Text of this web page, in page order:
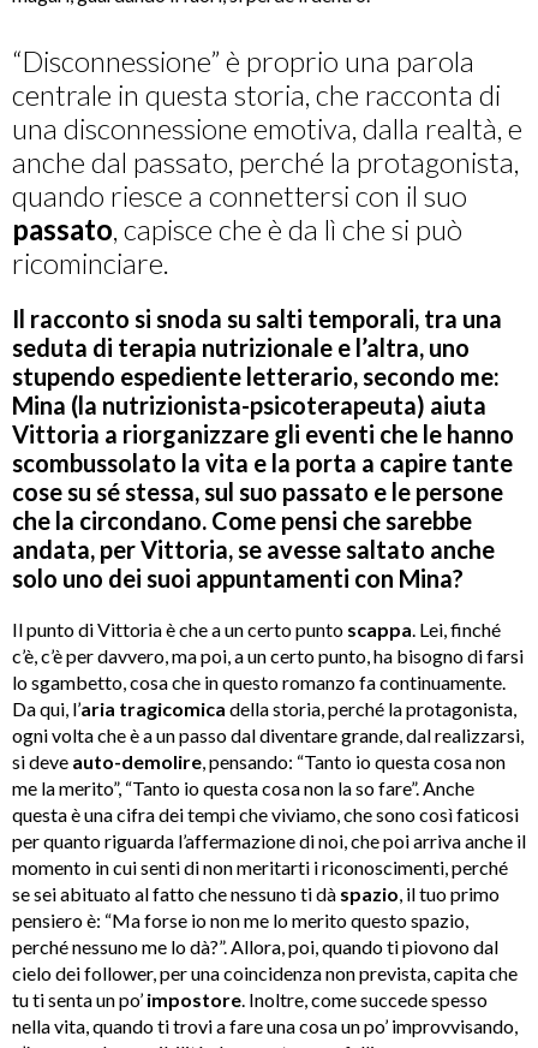
“Disconnessione” è proprio una parola
centrale in questa storia, che racconta di
una disconnessione emotiva, dalla realtà, e
anche dal passato, perché la protagonista,
quando riesce a connettersi con il suo
passato, capisce che è da lì che si può
ricominciare.
Il racconto si snoda su salti temporali, tra una
seduta di terapia nutrizionale e l’altra, uno
stupendo espediente letterario, secondo me:
Mina (la nutrizionista-psicoterapeuta) aiuta
Vittoria a riorganizzare gli eventi che le hanno
scombussolato la vita e la porta a capire tante
cose su sé stessa, sul suo passato e le persone
che la circondano. Come pensi che sarebbe
andata, per Vittoria, se avesse saltato anche
solo uno dei suoi appuntamenti con Mina?
Il punto di Vittoria è che a un certo punto scappa. Lei, finché
c’è, c’è per davvero, ma poi, a un certo punto, ha bisogno di farsi
lo sgambetto, cosa che in questo romanzo fa continuamente.
Da qui, l’aria tragicomica della storia, perché la protagonista,
ogni volta che è a un passo dal diventare grande, dal realizzarsi,
si deve auto-demolire, pensando: “Tanto io questa cosa non
me la merito”, “Tanto io questa cosa non la so fare”. Anche
questa è una cifra dei tempi che viviamo, che sono così faticosi
per quanto riguarda l’affermazione di noi, che poi arriva anche il
momento in cui senti di non meritarti i riconoscimenti, perché
se sei abituato al fatto che nessuno ti dà spazio, il tuo primo
pensiero è: “Ma forse io non me lo merito questo spazio,
perché nessuno me lo dà?”. Allora, poi, quando ti piovono dal
cielo dei follower, per una coincidenza non prevista, capita che
tu ti senta un po’ impostore. Inoltre, come succede spesso
nella vita, quando ti trovi a fare una cosa un po’ improvvisando,